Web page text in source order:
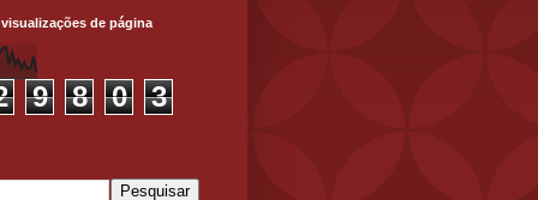
de página
9 8 0 3